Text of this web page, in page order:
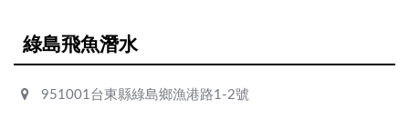
綠島飛魚潛水
951001台東縣綠島鄉漁港路1-2號